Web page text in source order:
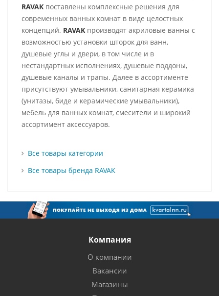
RAVAK поставлены комплексные решения для
современных ванных комнат в виде целостных
концепций. RAVAK производят акриловые ванны с
возможностью установки шторок для ванн,
душевые углы и двери, в том числе и в
нестандартных исполнениях, душевые поддоны,
душевые каналы и трапы. Далее в ассортименте
присутствуют умывальники, санитарная керамика
(унитазы, биде и керамические умывальники),
мебель для ванных комнат, смесители и широкий
ассортимент аксессуаров.
Все товары категории
Все товары бренда RAVAK
Компания
О компании
Вакансии
Магазины